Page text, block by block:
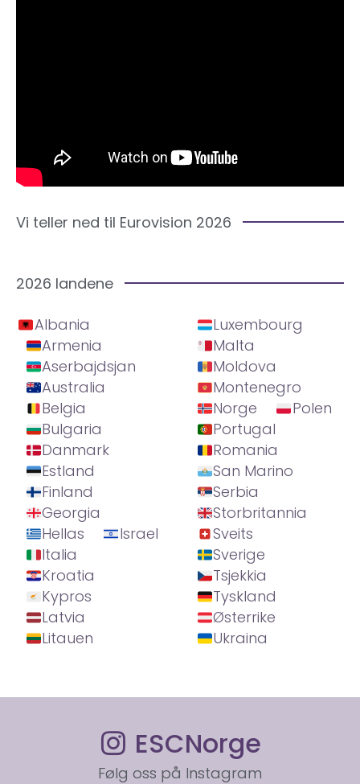
Vi teller ned til Eurovision 2026
2026 landene
Albania
Armenia
Aserbajdsjan
Australia
Belgia
Bulgaria
Danmark
Estland
Finland
Georgia
Hellas
Israel
Italia
Kroatia
Kypros
Latvia
Litauen
Luxembourg
Malta
Moldova
Montenegro
Norge
Polen
Portugal
Romania
San Marino
Serbia
Storbritannia
Sveits
Sverige
Tsjekkia
Tyskland
Østerrike
Ukraina
ESCNorge
Følg oss på Instagram